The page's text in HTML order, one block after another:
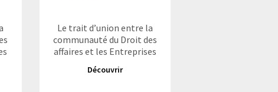
Le trait d’union entre la
communauté du Droit des
affaires et les Entreprises
Découvrir